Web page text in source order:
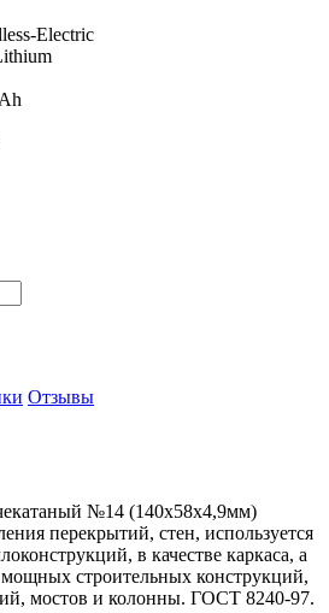
Electric
Отзывы
№14 (140x58x4,9мм)
перекрытий, стен, используется
в качестве каркаса, а
мощных строительных конструкций,
мостов и колонны. ГОСТ 8240-97.